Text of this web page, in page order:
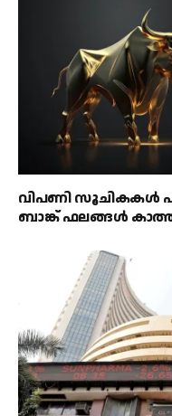
വിപണി സൂചികകൾ
ബാങ്ക് ഫലങ്ങൾ